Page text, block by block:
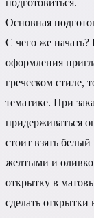
Основная
С чего же начать?
оформления
греческом стиле,
тематике. При
придерживаться
стоит взять
желтыми и
открытку в
сделать открытки